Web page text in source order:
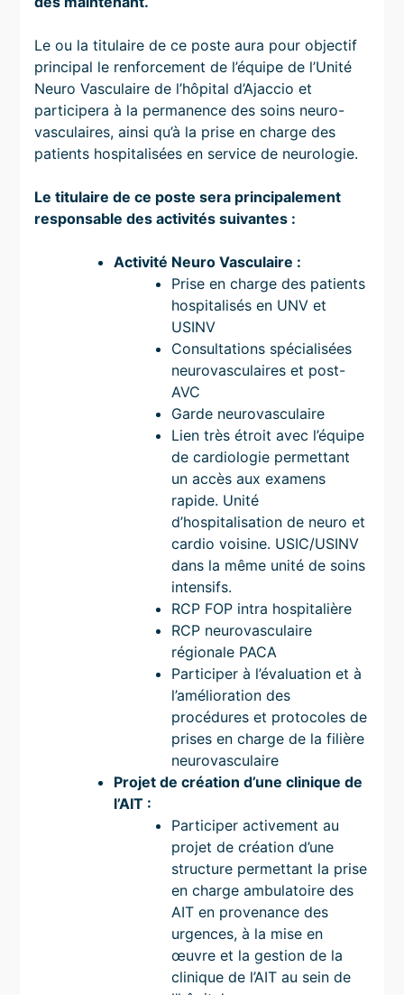
Le ou la titulaire de ce poste aura pour objectif
principal le renforcement de l’équipe de l’Unité
Neuro Vasculaire de l’hôpital d’Ajaccio et
participera à la permanence des soins neuro-
vasculaires, ainsi qu’à la prise en charge des
patients hospitalisées en service de neurologie.
Le titulaire de ce poste sera principalement
responsable des activités suivantes :
Activité Neuro Vasculaire :
Prise en charge des patients
hospitalisés en UNV et
USINV
Consultations spécialisées
neurovasculaires et post-
AVC
Garde neurovasculaire
Lien très étroit avec l’équipe
de cardiologie permettant
un accès aux examens
rapide. Unité
d’hospitalisation de neuro et
cardio voisine. USIC/USINV
dans la même unité de soins
intensifs.
RCP FOP intra hospitalière
RCP neurovasculaire
régionale PACA
Participer à l’évaluation et à
l’amélioration des
procédures et protocoles de
prises en charge de la filière
neurovasculaire
Projet de création d’une clinique de
l’AIT :
Participer activement au
projet de création d’une
structure permettant la prise
en charge ambulatoire des
AIT en provenance des
urgences, à la mise en
œuvre et la gestion de la
clinique de l’AIT au sein de